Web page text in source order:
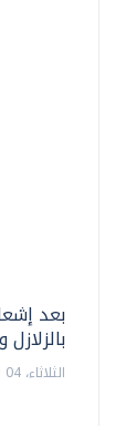
بعد
الثلاثاء، 04 اغسطس 2026 04:04 م